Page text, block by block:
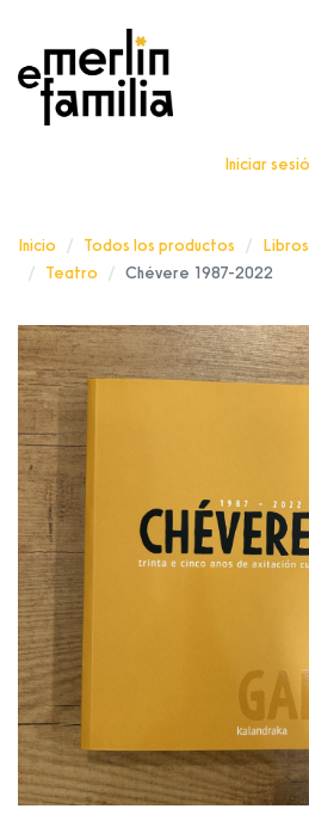
Iniciar
Inicio Todos los productos
Teatro
Chévere 1987-2022